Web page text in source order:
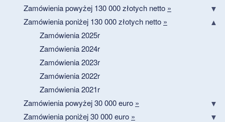
Zamówienia powyżej 130 000 złotych netto »
Zamówienia poniżej 130 000 złotych netto »
Zamówienia 2025r
Zamówienia 2024r
Zamówienia 2023r
Zamówienia 2022r
Zamówienia 2021r
Zamówienia powyżej 30 000 euro »
Zamówienia poniżej 30 000 euro »